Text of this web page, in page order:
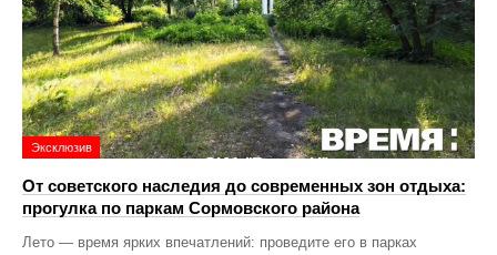
Эксклюзив
От советского наследия до современных зон отдыха:
прогулка по паркам Сормовского района
Лето — время ярких впечатлений: проведите его в парках